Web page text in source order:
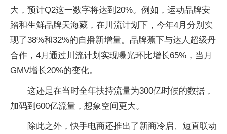
大，预计Q2这一数字将达到20%。例如，运动品牌安
踏和生鲜品牌天海藏，在川流计划下，今年4月分别实
现了38%和32%的自播新增量。品牌蕉下与达人超级丹
合作，4月通过川流计划实现曝光环比增长65%，当月
GMV增长20%的变化。
这还是在当时全年扶持流量为300亿时候的数据，
加码到600亿流量，想象空间更大。
除此之外，快手电商还推出了新商冷启、短直联动